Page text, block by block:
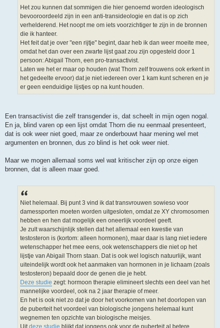
Het zou kunnen dat sommigen die hier genoemd worden ideologisch
bevooroordeeld zijn in een anti-transideologie en dat is op zich
verhelderend. Het noopt me om iets voorzichtiger te zijn in de bronnen
die ik hanteer.
Het feit dat je over "een rijtje" begint, daar heb ik dan weer moeite mee,
omdat het dan over een zwarte lijst gaat zou zijn opgesteld door 1
persoon: Abigail Thorn, een pro-transactivist.
Laten we het er maar op houden (wat Thorn zelf trouwens ook erkent in
het gedeelte ervoor) dat je niet iedereen over 1 kam kunt scheren en je
er geen eenduidige lijstjes op na kunt houden.
Een transactivist die zelf transgender is, dat scheelt in mijn ogen nogal.
En ja, blind varen op een lijst omdat Thorn die nu eenmaal presenteert,
dat is ook weer niet goed, maar ze onderbouwt haar mening wel met
argumenten en bronnen, dus zo blind is het ook weer niet.
Maar we mogen allemaal soms wel wat kritischer zijn op onze eigen
bronnen, dat is alleen maar goed.
Niet helemaal. Bij punt 3 vind ik dat transvrouwen sowieso voor
damessporten moeten worden uitgesloten, omdat ze XY chromosomen
hebben en hen dat mogelijk een oneerlijk voordeel geeft.
Je zult waarschijnlijk stellen dat het allemaal een kwestie van
testosteron is (kortom: alleen hormonen), maar daar is lang niet iedere
wetenschapper het mee eens, ook wetenschappers die niet op het
lijstje van Abigail Thorn staan. Dat is ook wel logisch natuurlijk, want
uiteindelijk wordt ook het aanmaken van hormonen in je lichaam (zoals
testosteron) bepaald door de genen die je hebt.
Deze studie zegt: hormoon therapie elimineert slechts een deel van het
mannelijke voordeel, ook na 2 jaar therapie of meer.
En het is ook niet zo dat je door het voorkomen van het doorlopen van
de puberteit het voordeel van biologische jongens helemaal kunt
wegnemen ten opzichte van biologische meisjes.
Uitdeze studie blijkt dat jongens ook voor de puberteit al betere